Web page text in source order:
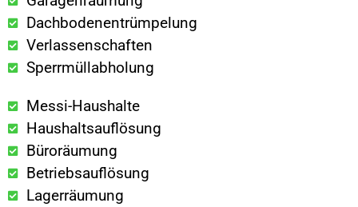
Dachbodenentrümpelung
Verlassenschaften
Sperrmüllabholung
Messi-Haushalte
Haushaltsauflösung
Büroräumung
Betriebsauflösung
Lagerräumung